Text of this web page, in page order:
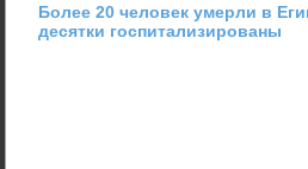
Более 20 человек умерли в
десятки госпитализированы